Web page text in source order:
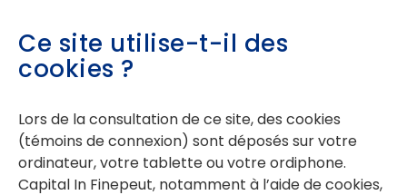
Ce site utilise-t-il des
cookies ?
Lors de la consultation de ce site, des cookies
(témoins de connexion) sont déposés sur votre
ordinateur, votre tablette ou votre ordiphone.
Capital In Finepeut, notamment à l’aide de cookies,